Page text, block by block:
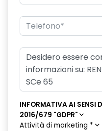
INFORMATIVA AI SENSI
2016/679 "GDPR"
Attività di marketing *